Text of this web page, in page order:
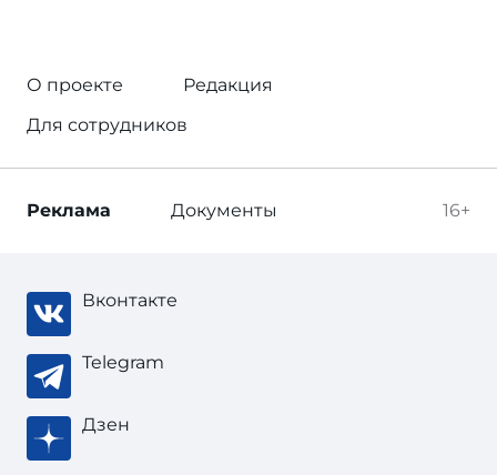
О проекте
Редакция
Для сотрудников
16+
Реклама Документы
Вконтакте
Telegram
Дзен